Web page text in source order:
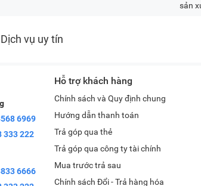
sản
Dịch vụ uy tín
6969
333 222
6666
Hỗ trợ khách hàng
Chính sách và Quy định chung
Hướng dẫn thanh toán
Trả góp qua thẻ
Trả góp qua công ty tài chính
Mua trước trả sau
Chính sách Đổi - Trả hàng hóa